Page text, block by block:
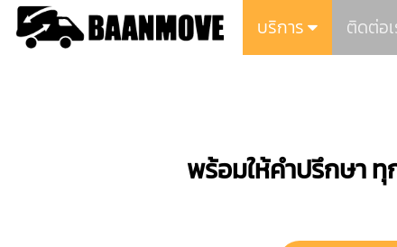
บริการ ติดต่อเ
พร้อมให้คำปรึกษา